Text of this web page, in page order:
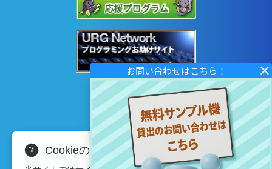
Cookieの使用について